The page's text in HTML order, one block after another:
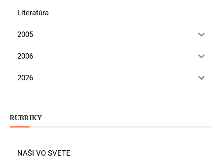
Literatúra
2005
2006
2026
RUBRIKY
NAŠI VO SVETE